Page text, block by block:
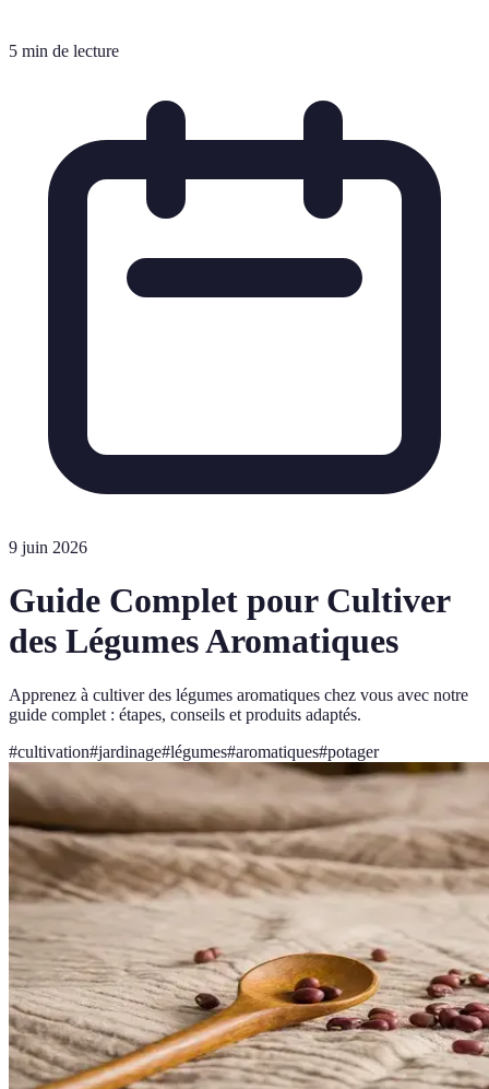
5 min de lecture
9 juin 2026
Guide Complet pour Cultiver
des Légumes Aromatiques
Apprenez à cultiver des légumes aromatiques chez vous avec notre
guide complet : étapes, conseils et produits adaptés.
#cultivation#jardinage#légumes#aromatiques#potager